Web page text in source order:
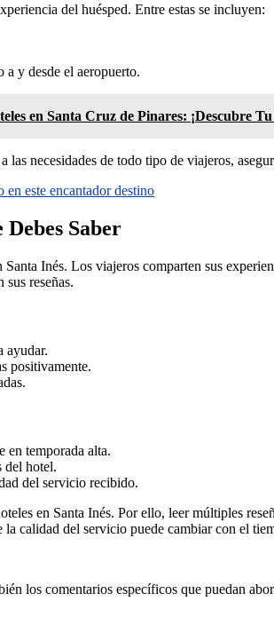
del huésped. Entre estas se incluyen:
a y desde el aeropuerto.
en Santa Cruz de Pinares: ¡Descubre
las necesidades de todo tipo de viajeros,
este encantador destino
Saber
Inés. Los viajeros comparten sus
reseñas.
ayudar.
positivamente.
en temporada alta.
del hotel.
del servicio recibido.
en Santa Inés. Por ello, leer múltiples
la calidad del servicio puede cambiar con el
los comentarios específicos que puedan